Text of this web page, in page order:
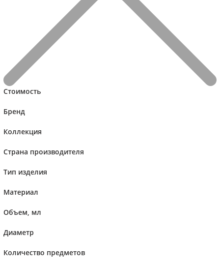
Стоимость
Бренд
Коллекция
Страна производителя
Тип изделия
Материал
Объем, мл
Диаметр
Количество предметов
Villeroy & Boch Стакан для воды, набор 4 предмета 10,9 см